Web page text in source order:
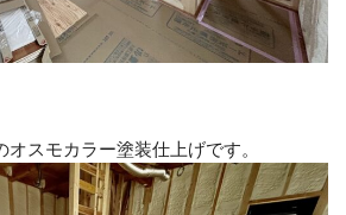
スモカラー塗装仕上げです。